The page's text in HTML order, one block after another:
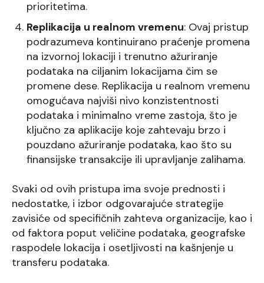
prioritetima.
Replikacija u realnom vremenu: Ovaj pristup
podrazumeva kontinuirano praćenje promena
na izvornoj lokaciji i trenutno ažuriranje
podataka na ciljanim lokacijama čim se
promene dese. Replikacija u realnom vremenu
omogućava najviši nivo konzistentnosti
podataka i minimalno vreme zastoja, što je
ključno za aplikacije koje zahtevaju brzo i
pouzdano ažuriranje podataka, kao što su
finansijske transakcije ili upravljanje zalihama.
Svaki od ovih pristupa ima svoje prednosti i
nedostatke, i izbor odgovarajuće strategije
zavisiće od specifičnih zahteva organizacije, kao i
od faktora poput veličine podataka, geografske
raspodele lokacija i osetljivosti na kašnjenje u
transferu podataka.